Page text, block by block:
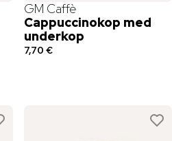
GM Caffè
Cappuccinokop med
underkop
7,70 €